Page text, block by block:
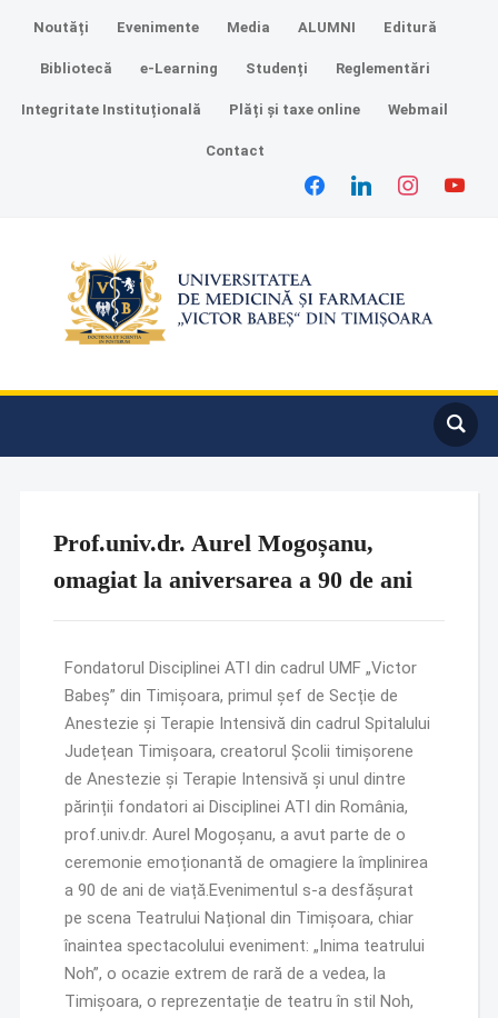
Noutăți Evenimente Media ALUMNI Editură
Bibliotecă e-Learning Studenți Reglementări
Integritate Instituțională Plăți și taxe online Webmail
Contact
Prof.univ.dr. Aurel Mogoșanu,
omagiat la aniversarea a 90 de ani
Fondatorul Disciplinei ATI din cadrul UMF „Victor
Babeș” din Timișoara, primul șef de Secție de
Anestezie și Terapie Intensivă din cadrul Spitalului
Județean Timișoara, creatorul Școlii timișorene
de Anestezie și Terapie Intensivă și unul dintre
părinții fondatori ai Disciplinei ATI din România,
prof.univ.dr. Aurel Mogoșanu, a avut parte de o
ceremonie emoționantă de omagiere la împlinirea
a 90 de ani de viață.Evenimentul s-a desfășurat
pe scena Teatrului Național din Timișoara, chiar
înaintea spectacolului eveniment: „Inima teatrului
Noh”, o ocazie extrem de rară de a vedea, la
Timișoara, o reprezentație de teatru în stil Noh,